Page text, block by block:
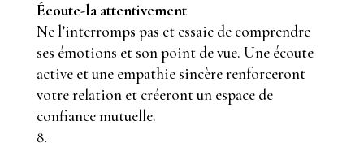
Écoute-la attentivement
Ne l’interromps pas et essaie de comprendre
ses émotions et son point de vue. Une écoute
active et une empathie sincère renforceront
votre relation et créeront un espace de
confiance mutuelle.